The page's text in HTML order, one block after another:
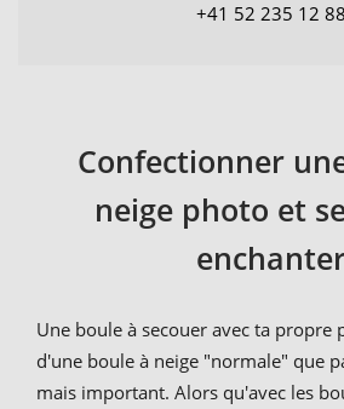
+41 52 235 12 88
Confectionner
neige photo et
Une boule à secouer avec ta propre
d'une boule à neige "normale" que
mais important. Alors qu'avec les